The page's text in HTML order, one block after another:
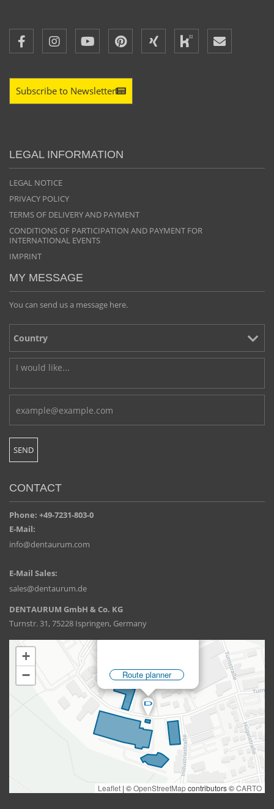
Subscribe to Newsletter
LEGAL INFORMATION
LEGAL NOTICE
PRIVACY POLICY
TERMS OF DELIVERY AND PAYMENT
CONDITIONS OF PARTICIPATION AND PAYMENT FOR
INTERNATIONAL EVENTS
IMPRINT
MY MESSAGE
You can send us a message here.
CONTACT
Phone: +49-7231-803-0
E-Mail:
info@dentaurum.com
E-Mail Sales:
sales@dentaurum.de
DENTAURUM GmbH & Co. KG
Turnstr. 31, 75228 Ispringen, Germany